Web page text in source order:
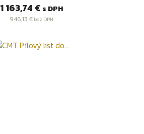
Cena
1 163,74 € s DPH
946,13 €bez DPH